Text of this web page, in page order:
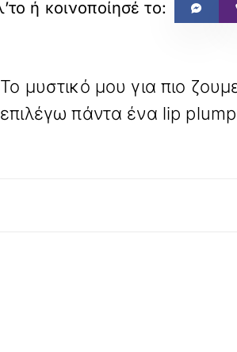
Το μυστικό μου για πιο
επιλέγω πάντα ένα lip